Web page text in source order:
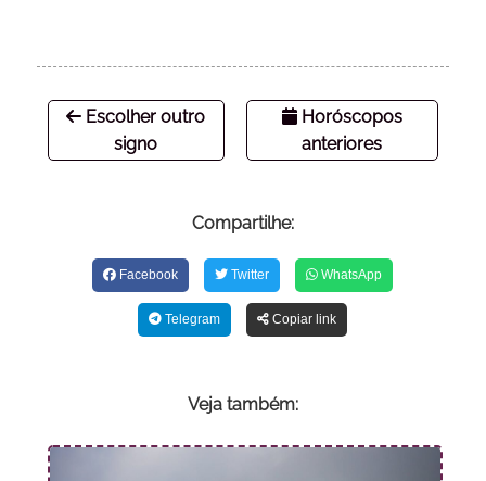
Escolher outro
signo
Horóscopos
anteriores
Compartilhe:
Facebook Twitter WhatsApp
Telegram Copiar link
Veja também: